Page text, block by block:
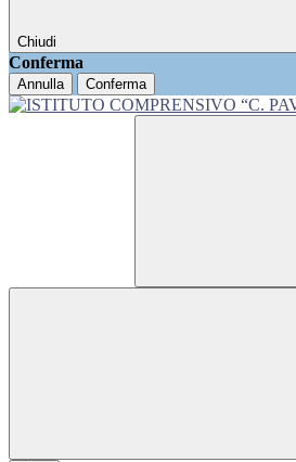
Chiudi
Conferma
Annulla Conferma